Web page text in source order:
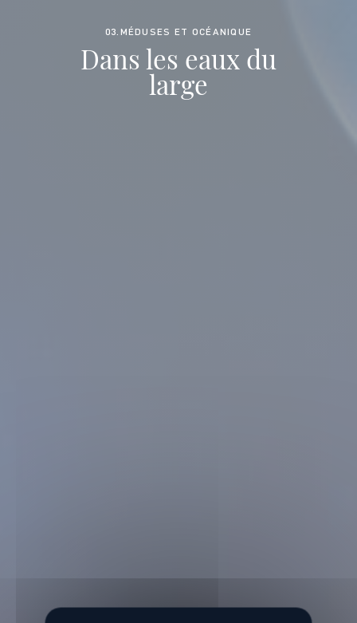
03.MÉDUSES ET OCÉANIQUE
Dans les eaux du
large